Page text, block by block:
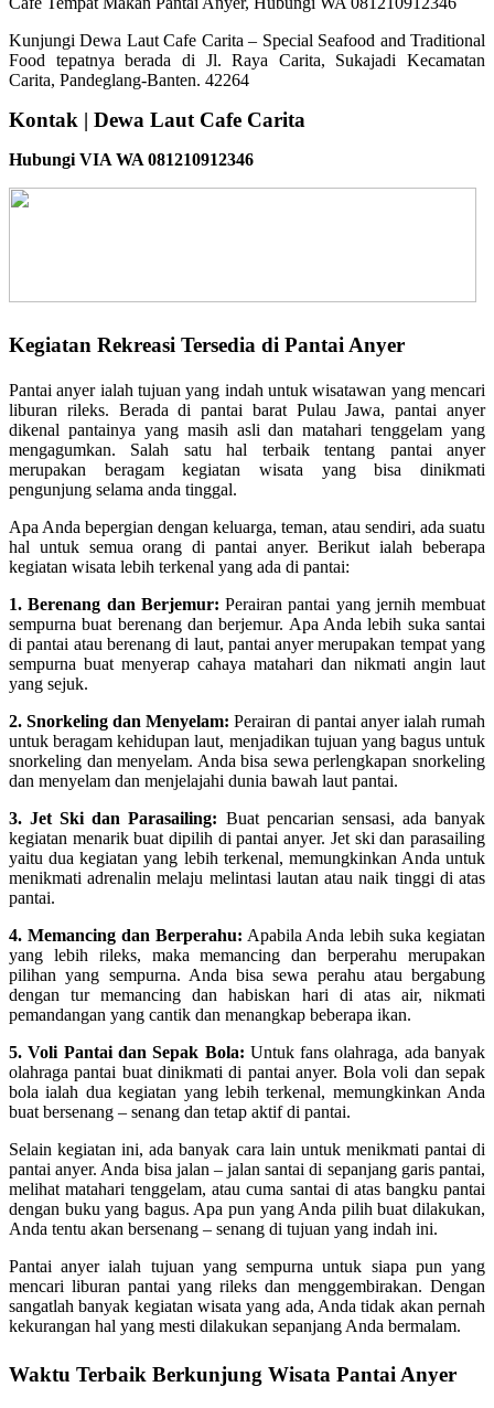
Kunjungi Dewa Laut Cafe Carita – Special Seafood and Traditional
Food tepatnya berada di Jl. Raya Carita, Sukajadi Kecamatan
Carita, Pandeglang-Banten. 42264
Kontak | Dewa Laut Cafe Carita
Hubungi VIA WA 081210912346
Kegiatan Rekreasi Tersedia di Pantai Anyer
Pantai anyer ialah tujuan yang indah untuk wisatawan yang mencari
liburan rileks. Berada di pantai barat Pulau Jawa, pantai anyer
dikenal pantainya yang masih asli dan matahari tenggelam yang
mengagumkan. Salah satu hal terbaik tentang pantai anyer
merupakan beragam kegiatan wisata yang bisa dinikmati
pengunjung selama anda tinggal.
Apa Anda bepergian dengan keluarga, teman, atau sendiri, ada suatu
hal untuk semua orang di pantai anyer. Berikut ialah beberapa
kegiatan wisata lebih terkenal yang ada di pantai:
1. Berenang dan Berjemur: Perairan pantai yang jernih membuat
sempurna buat berenang dan berjemur. Apa Anda lebih suka santai
di pantai atau berenang di laut, pantai anyer merupakan tempat yang
sempurna buat menyerap cahaya matahari dan nikmati angin laut
yang sejuk.
2. Snorkeling dan Menyelam: Perairan di pantai anyer ialah rumah
untuk beragam kehidupan laut, menjadikan tujuan yang bagus untuk
snorkeling dan menyelam. Anda bisa sewa perlengkapan snorkeling
dan menyelam dan menjelajahi dunia bawah laut pantai.
3. Jet Ski dan Parasailing: Buat pencarian sensasi, ada banyak
kegiatan menarik buat dipilih di pantai anyer. Jet ski dan parasailing
yaitu dua kegiatan yang lebih terkenal, memungkinkan Anda untuk
menikmati adrenalin melaju melintasi lautan atau naik tinggi di atas
pantai.
4. Memancing dan Berperahu: Apabila Anda lebih suka kegiatan
yang lebih rileks, maka memancing dan berperahu merupakan
pilihan yang sempurna. Anda bisa sewa perahu atau bergabung
dengan tur memancing dan habiskan hari di atas air, nikmati
pemandangan yang cantik dan menangkap beberapa ikan.
5. Voli Pantai dan Sepak Bola: Untuk fans olahraga, ada banyak
olahraga pantai buat dinikmati di pantai anyer. Bola voli dan sepak
bola ialah dua kegiatan yang lebih terkenal, memungkinkan Anda
buat bersenang – senang dan tetap aktif di pantai.
Selain kegiatan ini, ada banyak cara lain untuk menikmati pantai di
pantai anyer. Anda bisa jalan – jalan santai di sepanjang garis pantai,
melihat matahari tenggelam, atau cuma santai di atas bangku pantai
dengan buku yang bagus. Apa pun yang Anda pilih buat dilakukan,
Anda tentu akan bersenang – senang di tujuan yang indah ini.
Pantai anyer ialah tujuan yang sempurna untuk siapa pun yang
mencari liburan pantai yang rileks dan menggembirakan. Dengan
sangatlah banyak kegiatan wisata yang ada, Anda tidak akan pernah
kekurangan hal yang mesti dilakukan sepanjang Anda bermalam.
Waktu Terbaik Berkunjung Wisata Pantai Anyer